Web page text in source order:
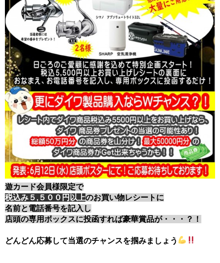
遊カード会員様限定で
税込み５,５００円以上のお買い物レシートに
名前と電話番号を記入し
店頭の専用ボックスに投函すれば豪華賞品が・・・？！
どんどん応募して当選のチャンスを掴みましょう